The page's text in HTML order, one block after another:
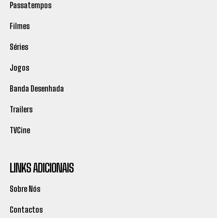
Passatempos
Filmes
Séries
Jogos
Banda Desenhada
Trailers
TVCine
LINKS ADICIONAIS
Sobre Nós
Contactos